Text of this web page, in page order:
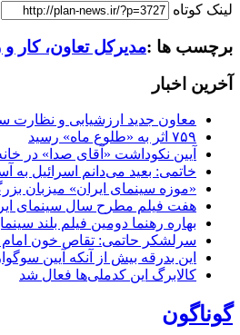
لینک کوتاه
برچسب ها :مدیرکل تعاون، کار
آخرین اخبار
معاون جدید ارزشیابی و نظارت
۷۵۹ اثر به «طلوع ماه» رسید
آیین نکوداشت «آقای صدا» در
خاتمی: بعید می‌دانم اسرائیل به
«موزه سینمای ایران» میزبان
هفت فیلم مطرح سال سینمای
بهاره رهنما دومین فیلم بلند
سرلشکر حاتمی: تقاص خون امام
این بدرقه بیش از آنکه آیین
کالابرگ این کدملی‌ها فعال شد
گوناگون